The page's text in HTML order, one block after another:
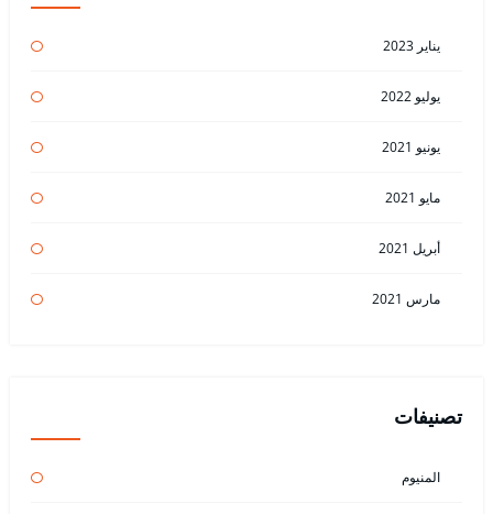
يناير 2023
يوليو 2022
يونيو 2021
مايو 2021
أبريل 2021
مارس 2021
تصنيفات
المنيوم